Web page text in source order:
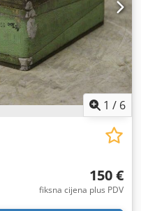
1 / 6
150 €
fiksna cijena plus PDV